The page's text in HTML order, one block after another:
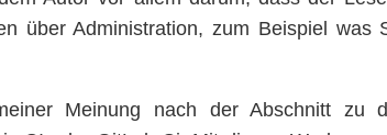
über Administration, zum Beispiel was
Meinung nach der Abschnitt zu